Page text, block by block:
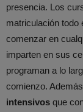
presencia. Los
matriculación todo
comenzar en
imparten en sus
programan a lo
comienzo.
intensivos que